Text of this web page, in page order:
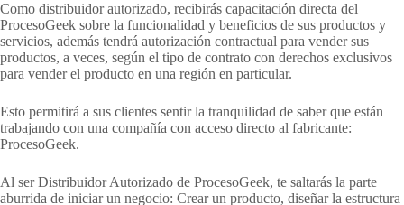
Como distribuidor autorizado, recibirás capacitación directa del
ProcesoGeek sobre la funcionalidad y beneficios de sus productos y
servicios, además tendrá autorización contractual para vender sus
productos, a veces, según el tipo de contrato con derechos exclusivos
para vender el producto en una región en particular.
Esto permitirá a sus clientes sentir la tranquilidad de saber que están
trabajando con una compañía con acceso directo al fabricante:
ProcesoGeek.
Al ser Distribuidor Autorizado de ProcesoGeek, te saltarás la parte
aburrida de iniciar un negocio: Crear un producto, diseñar la estructura